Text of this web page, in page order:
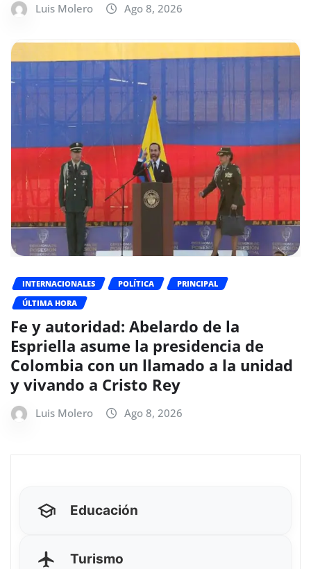
Luis Molero Ago 8, 2026
INTERNACIONALES POLÍTICA
PRINCIPAL
ÚLTIMA HORA
Fe y autoridad: Abelardo de la
Espriella asume la presidencia de
Colombia con un llamado a la unidad
y vivando a Cristo Rey
Luis Molero Ago 8, 2026
Educación
Turismo